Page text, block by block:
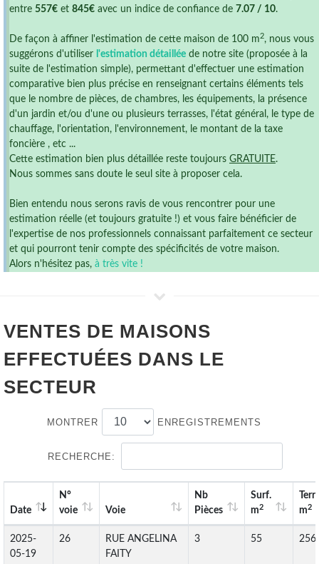
entre 557€ et 845€ avec un indice de confiance de 7.07 / 10.
De façon à affiner l'estimation de cette maison de 100 m 2, nous vous
suggérons d'utiliser l'estimation détaillée de notre site (proposée à la
suite de l'estimation simple), permettant d'effectuer une estimation
comparative bien plus précise en renseignant certains éléments tels
que le nombre de pièces, de chambres, les équipements, la présence
d'un jardin et/ou d'une ou plusieurs terrasses, l'état général, le type de
chauffage, l'orientation, l'environnement, le montant de la taxe
foncière , etc ...
Cette estimation bien plus détaillée reste toujours GRATUITE.
Nous sommes sans doute le seul site à proposer cela.
Bien entendu nous serons ravis de vous rencontrer pour une
estimation réelle (et toujours gratuite !) et vous faire bénéficier de
l'expertise de nos professionnels connaissant parfaitement ce secteur
et qui pourront tenir compte des spécificités de votre maison.
Alors n'hésitez pas, à très vite !
VENTES DE MAISONS
EFFECTUÉES DANS LE
SECTEUR
MONTRER ENREGISTREMENTS
RECHERCHE:
Date
N°
voie
Voie
Nb
Pièces
Surf.
m2
m2
2025-
05-19
26
RUE ANGELINA
FAITY
3 55 256